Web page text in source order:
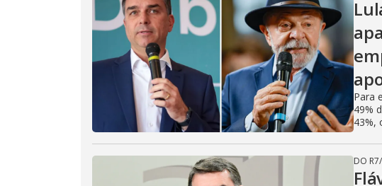
Para
49%
43%,
DO R7/